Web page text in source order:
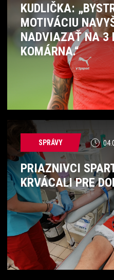
KUDLIČKA:
MOTIVÁCIU
NADVIAZAŤ NA 3
KOMÁRNA.“
SPRÁVY
PRIAZNIVCI
KRVÁCALI PRE